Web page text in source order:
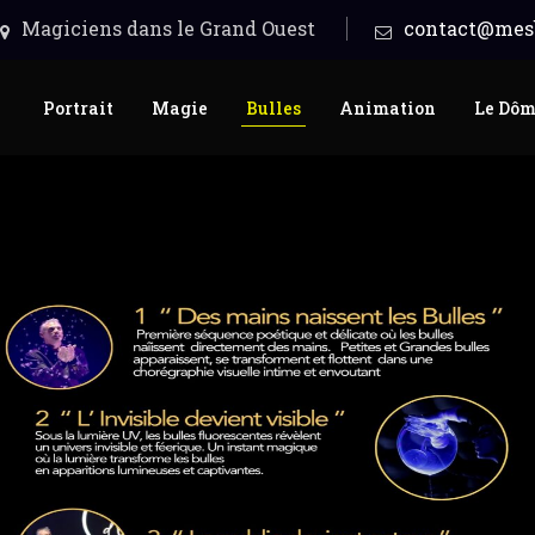
Magiciens dans le Grand Ouest
Portrait Magie Bulles Animation Le